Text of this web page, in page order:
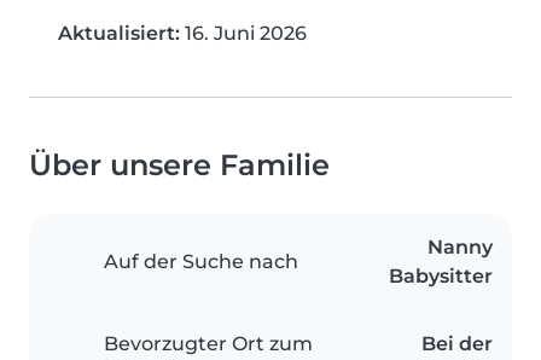
Aktualisiert: 16. Juni 2026
Über unsere Familie
Auf der Suche nach
Nanny
Babysitter
Bevorzugter Ort zum
Bei der